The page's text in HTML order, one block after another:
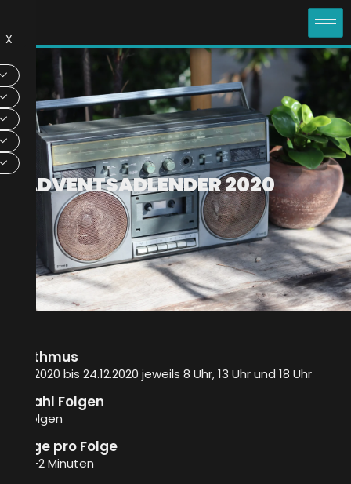
X
KADVENTSADLENDER 2020
Rhythmus
01.12.2020 bis 24.12.2020 jeweils 8 Uhr, 13 Uhr und 18 Uhr
Anzahl Folgen
72 Folgen
Länge pro Folge
ca. 1-2 Minuten